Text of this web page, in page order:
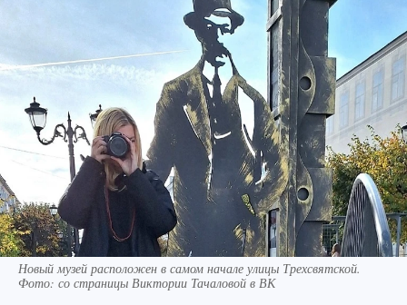
Новый музей расположен в самом начале улицы Трехсвятской.
Фото: со страницы Виктории Тачаловой в ВК